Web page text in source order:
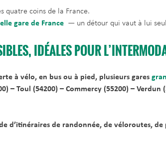
quatre coins de la France.
gare de France — un détour qui vaut à lui
IDÉALES POUR
à vélo, en bus ou à pied, plusieurs gares
– Toul (54200) – Commercy (55200) – Verdun
d’itinéraires de randonnée, de véloroutes,